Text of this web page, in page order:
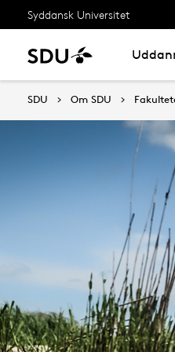
Syddansk Universitet
SDU Om SDU